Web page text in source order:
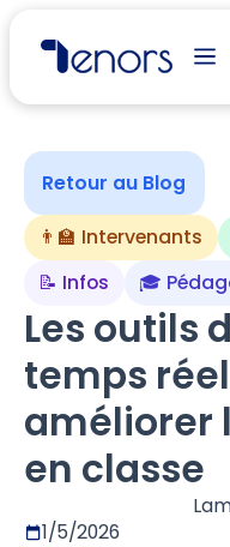
Retour au Blog
👨‍🏫 Intervenants
📝 Infos
🎓
Les outils
temps
améliorer
en classe
1/5/2026